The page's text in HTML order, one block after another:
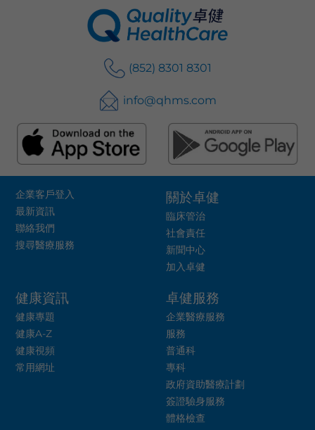
(852) 8301 8301
info@qhms.com
企業客戶登入
最新資訊
聯絡我們
搜尋醫療服務
關於卓健
臨床管治
社會責任
新聞中心
加入卓健
健康資訊
健康專題
健康A-Z
健康視頻
常用網址
卓健服務
企業醫療服務
服務
普通科
專科
政府資助醫療計劃
簽證驗身服務
體格檢查